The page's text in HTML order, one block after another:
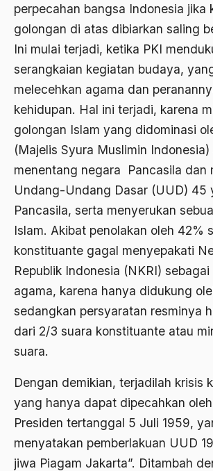
perpecahan bangsa Indonesia jika
golongan di atas dibiarkan saling
Ini mulai terjadi, ketika PKI
serangkaian kegiatan budaya,
melecehkan agama dan
kehidupan. Hal ini terjadi, karena
golongan Islam yang didominasi
(Majelis Syura Muslimin
menentang negara Pancasila dan
Undang-Undang Dasar (UUD) 45
Pancasila, serta menyerukan
Islam. Akibat penolakan oleh 42%
konstituante gagal menyepakati
Republik Indonesia (NKRI)
agama, karena hanya didukung
sedangkan persyaratan resminya
dari 2/3 suara konstituante atau
suara.
Dengan demikian, terjadilah krisis
yang hanya dapat dipecahkan
Presiden tertanggal 5 Juli 1959,
menyatakan pemberlakuan UUD
jiwa Piagam Jakarta”. Ditambah
1986
1985
1983
1982
1981
1980
1979
1977
1976
1975
1972
1971
Adi Sasono
Adil dan Makmur
Administrasi Negara
Adnan Buyung Nasution
Adopsi
Adu Pinalti
Advisors
Aera-Europa
Afganistan
Afiliasi Kultural
Afrika
Afrika utara
agama
Agama & Negara
Agama Asli
Agama Asli Indonesia
Agama dan Negara